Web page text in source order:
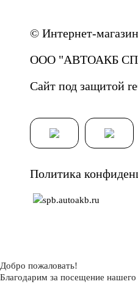
Тяговые
Подъёмники,
© Интернет-
ООО "АВТОАКБ
Сайт под защитой
Политика
Добро пожаловать!
Благодарим за посещение нашего